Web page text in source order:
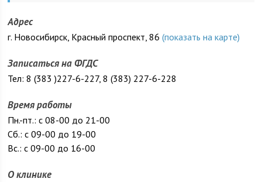
Адрес
г. Новосибирск, Красный проспект, 86(показать на карте)
Записаться на ФГДС
Тел: 8 (383 )227-6-227, 8 (383) 227-6-228
Время работы
Пн.-пт.: с 08-00 до 21-00
Сб.: с 09-00 до 19-00
Вс.: с 09-00 до 16-00
О клинике